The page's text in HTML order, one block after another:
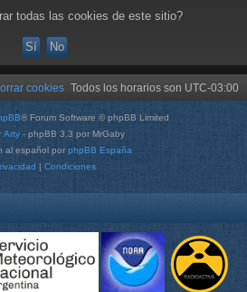
todas las cookies de este sitio?
Todos los horarios son UTC-03:00
cookies
® Forum Software © phpBB Limited
Arty - phpBB 3.3 por MrGaby
al español por phpBB España
| Condiciones